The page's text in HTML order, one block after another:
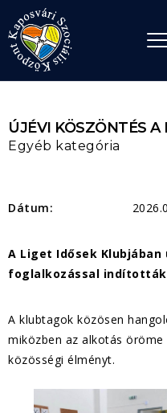
Ugrás a tartalomhoz
ÚJÉVI KÖSZÖNTÉS
Egyéb kategória
Dátum:
A Liget Idősek
foglalkozással
A klubtagok közösen
miközben az alkotás
közösségi élményt.